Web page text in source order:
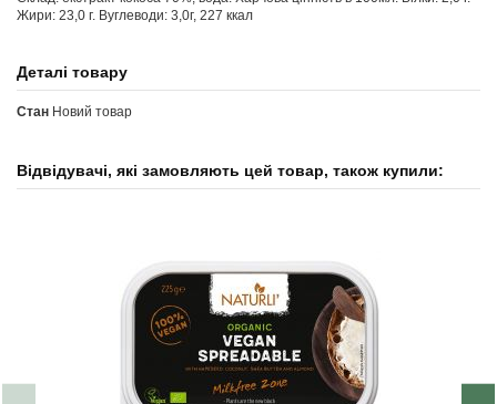
Жири: 23,0 г. Вуглеводи: 3,0г, 227 ккал
Деталі товару
Стан Новий товар
Відвідувачі, які замовляють цей товар, також купили: